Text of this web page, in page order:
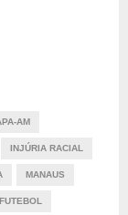
AM
INJÚRIA RACIAL
MANAUS